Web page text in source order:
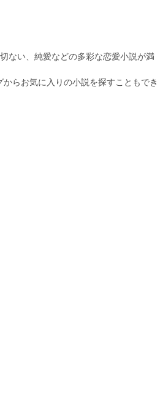
ない、純愛などの多彩な恋愛小説が満
からお気に入りの小説を探すこともでき